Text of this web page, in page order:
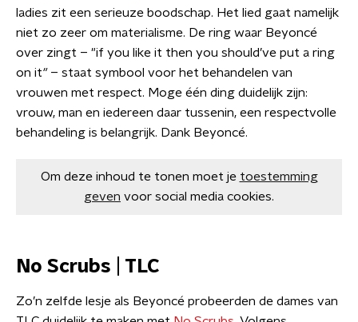
ladies zit een serieuze boodschap. Het lied gaat namelijk
niet zo zeer om materialisme. De ring waar Beyoncé
over zingt – "if you like it then you should’ve put a ring
on it" – staat symbool voor het behandelen van
vrouwen met respect. Moge één ding duidelijk zijn:
vrouw, man en iedereen daar tussenin, een respectvolle
behandeling is belangrijk. Dank Beyoncé.
Om deze inhoud te tonen moet je toestemming
geven voor social media cookies.
No Scrubs | TLC
Zo’n zelfde lesje als Beyoncé probeerden de dames van